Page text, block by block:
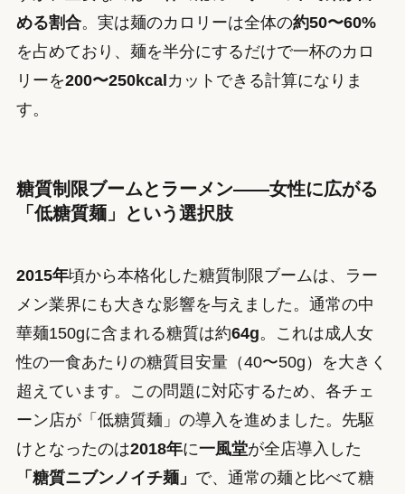
める割合。実は麺のカロリーは全体の約50〜60%
を占めており、麺を半分にするだけで一杯のカロ
リーを200〜250kcalカットできる計算になりま
す。
糖質制限ブームとラーメン——女性に広がる
「低糖質麺」という選択肢
2015年頃から本格化した糖質制限ブームは、ラー
メン業界にも大きな影響を与えました。通常の中
華麺150gに含まれる糖質は約64g。これは成人女
性の一食あたりの糖質目安量（40〜50g）を大きく
超えています。この問題に対応するため、各チェ
ーン店が「低糖質麺」の導入を進めました。先駆
けとなったのは2018年に一風堂が全店導入した
「糖質ニブンノイチ麺」 で、通常の麺と比べて糖